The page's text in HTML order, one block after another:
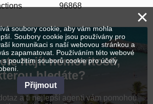
96868
najít nemovitosti,
hledáte?
a ti nejlepší agenti vám pomohou
×
soubory cookie, aby vám mohla
Soubory cookie jsou používány pro
komunikaci s naší webovou stránkou a
zapamatovat. Používáním této webové
s použitím souborů cookie pro účely
Přijmout